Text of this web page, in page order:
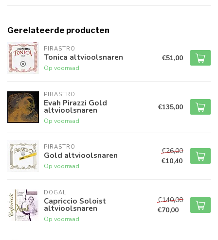
Gerelateerde producten
PIRASTRO
Tonica altvioolsnaren
Op voorraad
€51,00
PIRASTRO
Evah Pirazzi Gold
altvioolsnaren
Op voorraad
€135,00
PIRASTRO
Gold altvioolsnaren
Op voorraad
€26,00
€10,40
DOGAL
Capriccio Soloist
altvioolsnaren
Op voorraad
€140,00
€70,00